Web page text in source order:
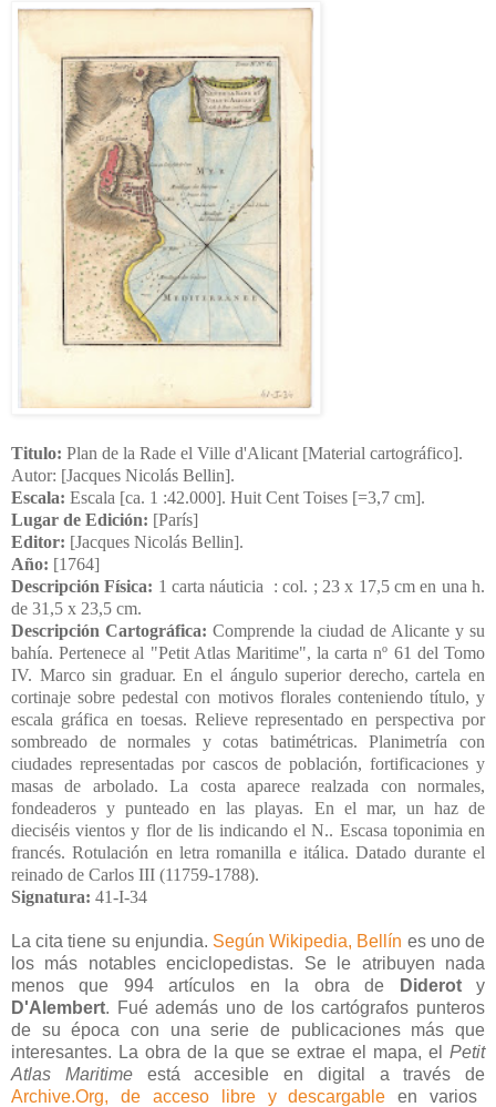
Titulo: Plan de la Rade el Ville d'Alicant [Material cartográfico].
Autor: [Jacques Nicolás Bellin].
Escala: Escala [ca. 1 :42.000]. Huit Cent Toises [=3,7 cm].
Lugar de Edición: [París]
Editor: [Jacques Nicolás Bellin].
Año: [1764]
Descripción Física: 1 carta náuticia : col. ; 23 x 17,5 cm en una h.
de 31,5 x 23,5 cm.
Descripción Cartográfica: Comprende la ciudad de Alicante y su
bahía. Pertenece al "Petit Atlas Maritime", la carta nº 61 del Tomo
IV. Marco sin graduar. En el ángulo superior derecho, cartela en
cortinaje sobre pedestal con motivos florales conteniendo título, y
escala gráfica en toesas. Relieve representado en perspectiva por
sombreado de normales y cotas batimétricas. Planimetría con
ciudades representadas por cascos de población, fortificaciones y
masas de arbolado. La costa aparece realzada con normales,
fondeaderos y punteado en las playas. En el mar, un haz de
dieciséis vientos y flor de lis indicando el N.. Escasa toponimia en
francés. Rotulación en letra romanilla e itálica. Datado durante el
reinado de Carlos III (11759-1788).
Signatura: 41-I-34
La cita tiene su enjundia. Según Wikipedia, Bellín es uno de
los más notables enciclopedistas. Se le atribuyen nada
menos que 994 artículos en la obra de
Dideroty
D'Alembert. Fué además uno de los cartógrafos punteros
de su época con una serie de publicaciones más que
interesantes. La obra de la que se extrae el mapa, el Petit
Atlas Maritimeestá accesible en digital a través de
Archive.Org, de acceso libre y descargable en varios